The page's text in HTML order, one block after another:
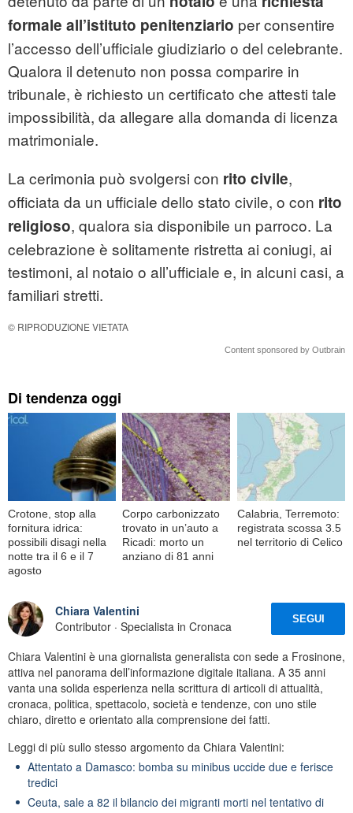
formale all’istituto penitenziario per consentire
l’accesso dell’ufficiale giudiziario o del celebrante.
Qualora il detenuto non possa comparire in
tribunale, è richiesto un certificato che attesti tale
impossibilità, da allegare alla domanda di licenza
matrimoniale.
La cerimonia può svolgersi con rito civile,
officiata da un ufficiale dello stato civile, o con rito
religioso, qualora sia disponibile un parroco. La
celebrazione è solitamente ristretta ai coniugi, ai
testimoni, al notaio o all’ufficiale e, in alcuni casi, a
familiari stretti.
© RIPRODUZIONE VIETATA
Content sponsored by Outbrain
Di tendenza oggi
Crotone, stop alla
fornitura idrica:
possibili disagi nella
notte tra il 6 e il 7
agosto
Corpo carbonizzato
trovato in un’auto a
Ricadi: morto un
anziano di 81 anni
Calabria, Terremoto:
registrata scossa 3.5
nel territorio di Celico
Chiara Valentini
Contributor · Specialista in Cronaca
SEGUI
Chiara Valentini è una giornalista generalista con sede a Frosinone,
attiva nel panorama dell’informazione digitale italiana. A 35 anni
vanta una solida esperienza nella scrittura di articoli di attualità,
cronaca, politica, spettacolo, società e tendenze, con uno stile
chiaro, diretto e orientato alla comprensione dei fatti.
Leggi di più sullo stesso argomento da Chiara Valentini:
Attentato a Damasco: bomba su minibus uccide due e ferisce
tredici
Ceuta, sale a 82 il bilancio dei migranti morti nel tentativo di